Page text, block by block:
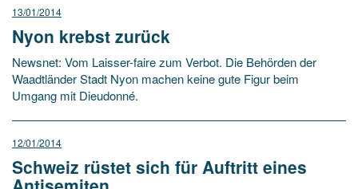
13/01/2014
Nyon krebst zurück
Newsnet: Vom Laisser-faire zum Verbot. Die Behörden der
Waadtländer Stadt Nyon machen keine gute Figur beim
Umgang mit Dieudonné.
12/01/2014
Schweiz rüstet sich für Auftritt eines